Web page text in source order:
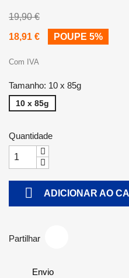
19,90 €
18,91 €
POUPE 5%
Com IVA
Tamanho: 10 x 85g
10 x 85g
Quantidade
 ADICIONAR AO
Partilhar
Envio